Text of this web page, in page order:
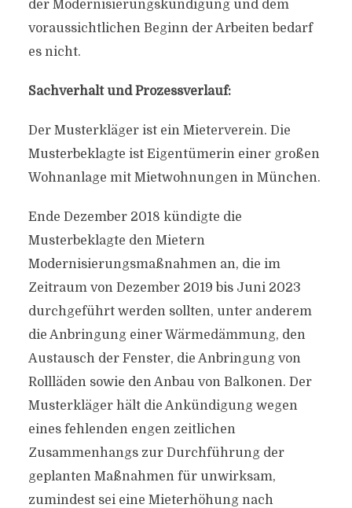
der Modernisierungskündigung und dem
voraussichtlichen Beginn der Arbeiten bedarf
es nicht.
Sachverhalt und Prozessverlauf:
Der Musterkläger ist ein Mieterverein. Die
Musterbeklagte ist Eigentümerin einer großen
Wohnanlage mit Mietwohnungen in München.
Ende Dezember 2018 kündigte die
Musterbeklagte den Mietern
Modernisierungsmaßnahmen an, die im
Zeitraum von Dezember 2019 bis Juni 2023
durchgeführt werden sollten, unter anderem
die Anbringung einer Wärmedämmung, den
Austausch der Fenster, die Anbringung von
Rollläden sowie den Anbau von Balkonen. Der
Musterkläger hält die Ankündigung wegen
eines fehlenden engen zeitlichen
Zusammenhangs zur Durchführung der
geplanten Maßnahmen für unwirksam,
zumindest sei eine Mieterhöhung nach